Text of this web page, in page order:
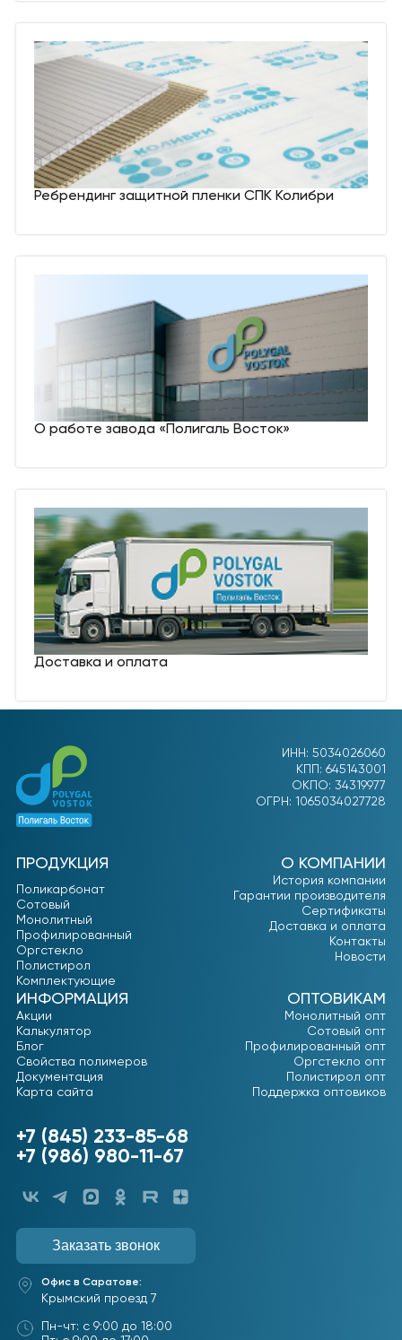
Ребрендинг защитной пленки СПК Колибри
О работе завода «Полигаль Восток»
Доставка и оплата
ИНН: 5034026060
КПП: 645143001
ОКПО: 34319977
ОГРН: 1065034027728
ПРОДУКЦИЯ
Поликарбонат
Сотовый
Монолитный
Профилированный
Оргстекло
Полистирол
Комплектующие
О КОМПАНИИ
История компании
Гарантии производителя
Сертификаты
Доставка и оплата
Контакты
Новости
ИНФОРМАЦИЯ
Акции
Калькулятор
Блог
Свойства полимеров
Документация
Карта сайта
ОПТОВИКАМ
Монолитный опт
Сотовый опт
Профилированный опт
Оргстекло опт
Полистирол опт
Поддержка оптовиков
+7 (845) 233-85-68
+7 (986) 980-11-67
Заказать звонок
Офис в Саратове:
Крымский проезд 7
Пн-чт: с 9:00 до 18:00